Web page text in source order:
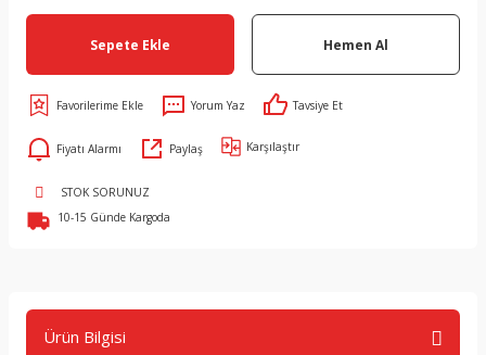
Sepete Ekle Hemen Al
Yorum Yaz Tavsiye Et
Fiyatı Alarmı Paylaş Karşılaştır
STOK SORUNUZ
10-15 Günde Kargoda
Ürün Bilgisi